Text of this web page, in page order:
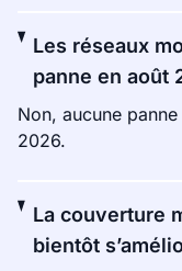
Les réseaux
panne en août
Non, aucune
2026.
La couverture
bientôt